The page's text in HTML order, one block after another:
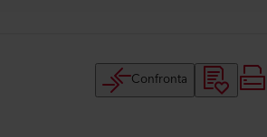
Confronta